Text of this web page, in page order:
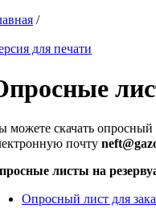
/
для печати
можете скачать опросный
почту
листы на
Опросный лист для